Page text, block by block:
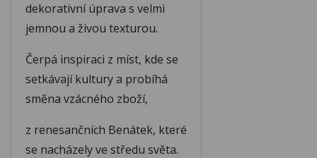
M128
M130
dekorativní úprava s velmi
jemnou a živou texturou.
Čerpá inspiraci z míst, kde se
setkávají kultury a probíhá
směna vzácného zboží,
z renesančních Benátek, které
se nacházely ve středu světa.